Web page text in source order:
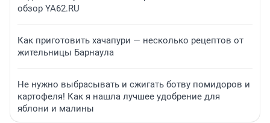
обзор YA62.RU
Как приготовить хачапури — несколько рецептов от
жительницы Барнаула
Не нужно выбрасывать и сжигать ботву помидоров и
картофеля! Как я нашла лучшее удобрение для
яблони и малины